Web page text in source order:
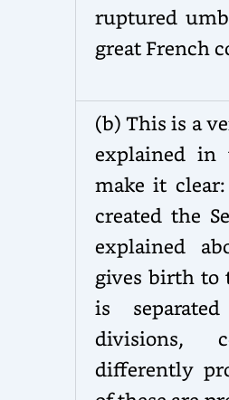
ruptured
great French
(b) This is a
explained in
make it
created the
explained
gives birth
is
divisions,
differently